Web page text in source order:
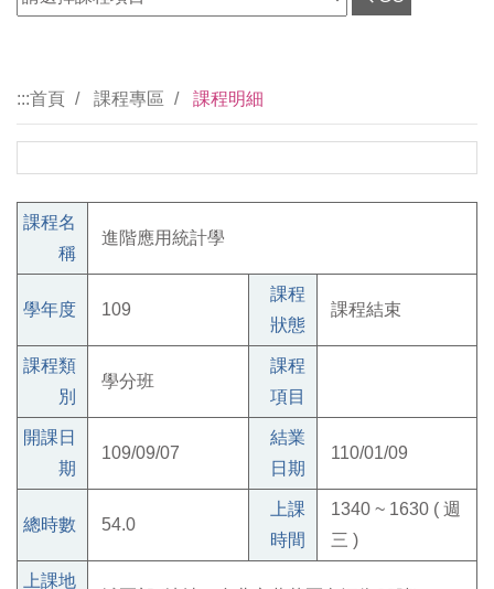
:::首頁 課程專區 課程明細
課程名
稱
進階應用統計學
學年度 109
課程
狀態
課程結束
課程類
別
學分班
課程
項目
開課日
期
109/09/07
結業
日期
110/01/09
總時數 54.0
上課
時間
1340 ~ 1630 ( 週
三 )
上課地